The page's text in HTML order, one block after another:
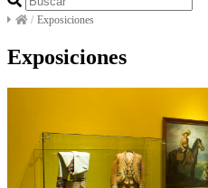
/ Exposiciones
Exposiciones